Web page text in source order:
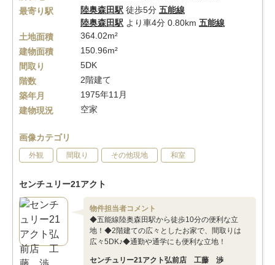
最寄り駅
陸奥森田駅 徒歩5分 五能線
陸奥森田駅 より車4分 0.80km 五能線
土地面積
364.02m²
建物面積
150.96m²
間取り
5DK
階数
2階建て
築年月
1975年11月
建物現況
空家
画像カテゴリ
外観 間取り その他現地 和室
センチュリー21アクト
物件担当者コメント
◆五能線陸奥森田駅から徒歩10分の便利な立
地！◆2階建ての広々としたお家で、間取りは
広々5DK♪◆通勤や通学にも便利な立地！
センチュリー21アクト弘前店 工藤 渉